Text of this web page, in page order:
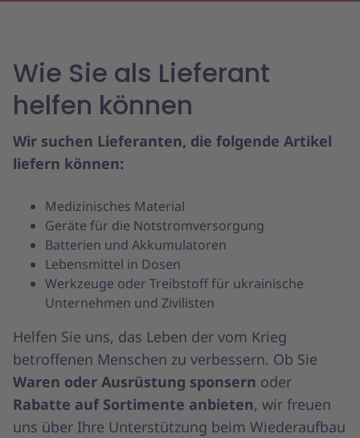
Wie Sie als Lieferant
helfen können
Wir suchen Lieferanten, die folgende Artikel
liefern können:
Medizinisches Material
Geräte für die Notstromversorgung
Batterien und Akkumulatoren
Lebensmittel in Dosen
Werkzeuge oder Treibstoff für ukrainische
Unternehmen und Zivilisten
Helfen Sie uns, das Leben der vom Krieg
betroffenen Menschen zu verbessern. Ob Sie
Waren oder Ausrüstung sponsern oder
Rabatte auf Sortimente anbieten, wir freuen
uns über Ihre Unterstützung beim Wiederaufbau